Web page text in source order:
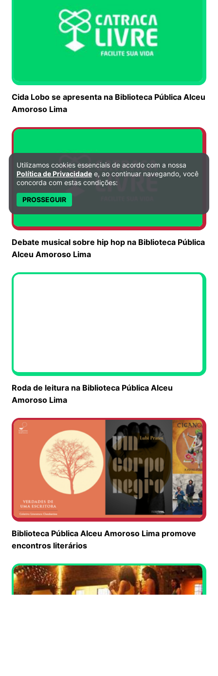
Cida Lobo se apresenta na Biblioteca Pública Alceu
Amoroso Lima
Debate musical sobre hip hop na Biblioteca Pública
Alceu Amoroso Lima
Roda de leitura na Biblioteca Pública Alceu
Amoroso Lima
Biblioteca Pública Alceu Amoroso Lima promove
encontros literários
Política de Privacidade e Cookies
Utilizamos cookies essenciais de acordo com a nossa
Política de Privacidade e, ao continuar navegando, você
concorda com estas condições:
PROSSEGUIR